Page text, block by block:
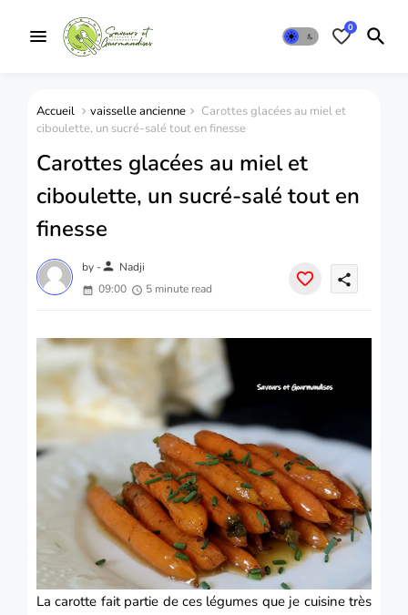
0
Accueil vaisselle ancienne
Carottes glacées au miel et
ciboulette, un sucré-salé tout en finesse
Carottes glacées au miel et
ciboulette, un sucré-salé tout en
finesse
by -person Nadji
09:00
5 minute read
share
La carotte fait partie de ces légumes que je cuisine très